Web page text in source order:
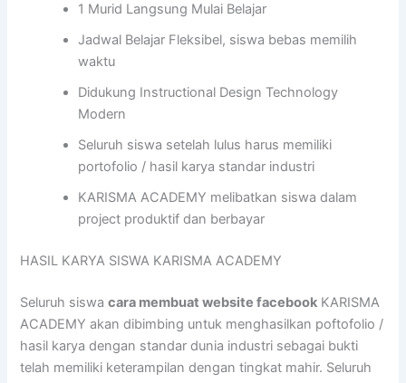
1 Murid Langsung Mulai Belajar
Jadwal Belajar Fleksibel, siswa bebas memilih
waktu
Didukung Instructional Design Technology
Modern
Seluruh siswa setelah lulus harus memiliki
portofolio / hasil karya standar industri
KARISMA ACADEMY melibatkan siswa dalam
project produktif dan berbayar
HASIL KARYA SISWA KARISMA ACADEMY
Seluruh siswacara membuat website facebook KARISMA
ACADEMY akan dibimbing untuk menghasilkan poftofolio /
hasil karya dengan standar dunia industri sebagai bukti
telah memiliki keterampilan dengan tingkat mahir. Seluruh